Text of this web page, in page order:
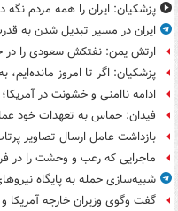
پزشکیان: ایران را همه مردم نگه
ایران در مسیر تبدیل شدن به
ارتش یمن: نفتکش سعودی را در
پزشکیان: اگر تا امروز
ادامه ناامنی و خشونت در
فیدان: حماس به تعهدات خود عمل
بازداشت عامل ارسال تصاویر
ماجرایی که رعب و وحشت را در
شبیه‌سازی حمله به پایگاه
گفت وگوی وزیران خارجه آمریکا و